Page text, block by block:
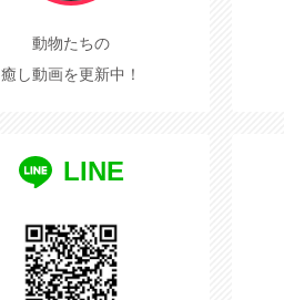
動物たちの
癒し動画を更新中！
LINE